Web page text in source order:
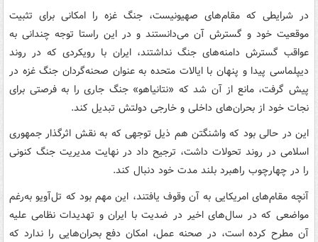
در شرایطی که مقام‌های صهیونیست، جنگ غزه را امکانی برای تثبیت
موقعیت خود و گسترش آن می‌دانستند و در این راستا توجه چندانی به
عواقب گسترش دامنه‌های جنگ نداشتند، ایران با رویکردی که در روند
دیپلماسی پیدا و پنهان با ایالات متحده به عنوان صحنه‌گردان جنگ غزه در
پیش گرفت، مانع از آن شد که «نتانیاهو» جنگ جاری را به فرصتی برای
نجات خود از بحران‌های داخلی و خارجی دولتش تبدیل کند.
این در حالی بود که واشنگتن هم ذیل توجهی که به نقش اثرگذار جمهوری
اسلامی در روند تحولات داشت، ترجیح داد در نهایت مدیریت جنگ کنونی
را در چهارچوب راهبرد بلند مدت خود دنبال کند.
آنچه مقام‌های امریکایی به آن وقوف یافتند، این مهم بود که تل‌آویو به‌رغم
مواضعی که در سال‌های اخیر در ضدیت با ایران و تهدیدات نظامی علیه
آن مطرح کرده است، در صحنه عمل، امکان دفع بحران‌هایی را ندارد که